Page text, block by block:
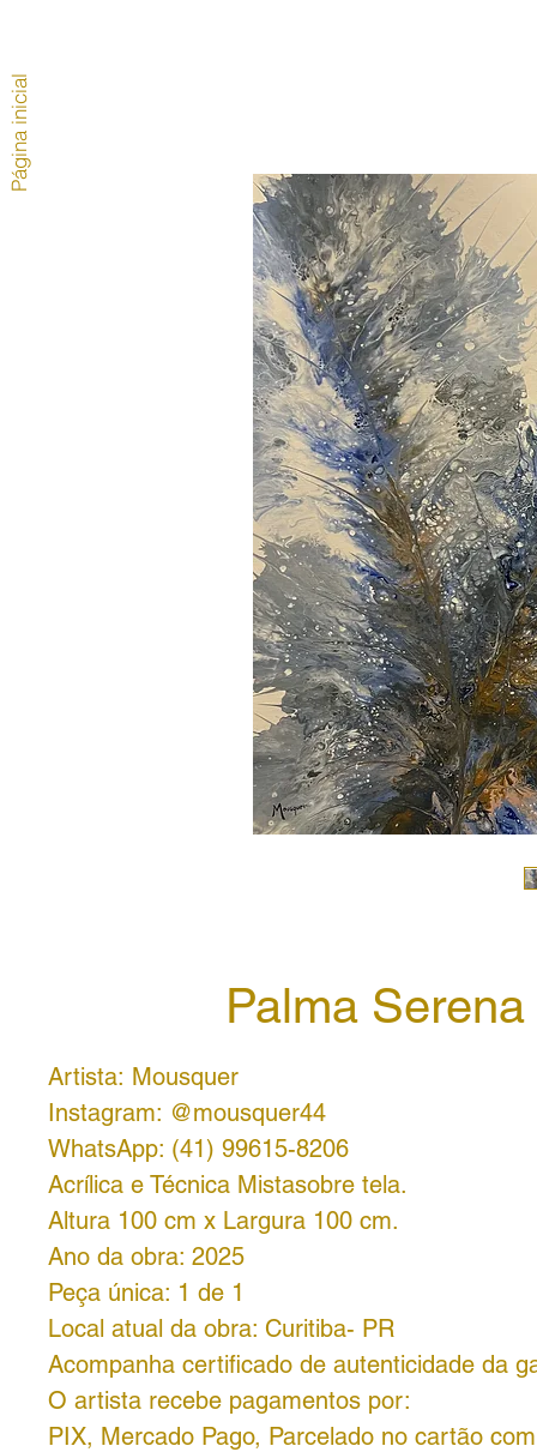
Palma Serena
Artista: Mousquer
Instagram: @mousquer44
WhatsApp: (41) 99615-8206
Acrílica e Técnica Mistasobre tela.
Altura 100 cm x Largura 100 cm.
Ano da obra: 2025
Peça única: 1 de 1
Local atual da obra: Curitiba- PR
Acompanha certificado de autenticidade da
O artista recebe pagamentos por:
PIX, Mercado Pago, Parcelado no cartão
Página inicial